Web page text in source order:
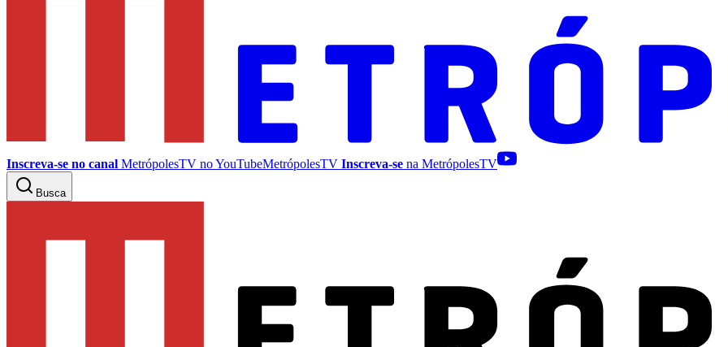
Inscreva-se no canal MetrópolesTV noYouTubeMetrópolesTV Inscreva-se na MetrópolesTV
Busca